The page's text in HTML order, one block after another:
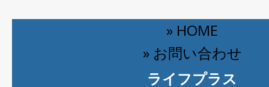
» HOME
» お問い合わせ
ライフプラス